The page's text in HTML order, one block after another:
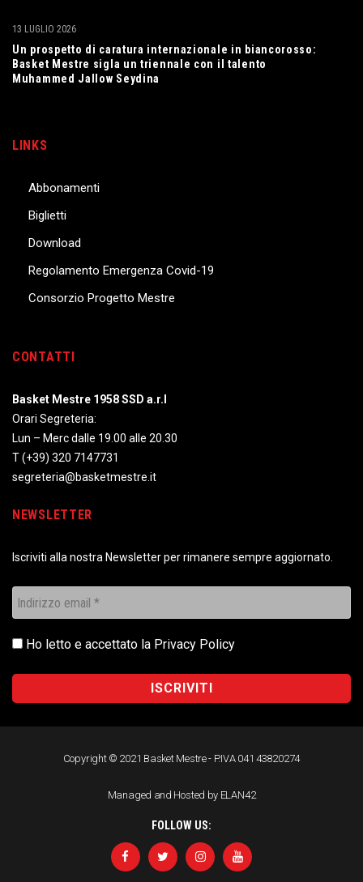
Un prospetto di caratura internazionale in biancorosso:
Basket Mestre sigla un triennale con il talento
Muhammed Jallow Seydina
13 LUGLIO 2026
LINKS
Abbonamenti
Biglietti
Download
Regolamento Emergenza Covid-19
Consorzio Progetto Mestre
CONTATTI
Basket Mestre 1958 SSD a.r.l
Orari Segreteria:
Lun – Merc dalle 19.00 alle 20.30
T(+39) 320 7147731
segreteria@basketmestre.it
NEWSLETTER
Iscriviti alla nostra Newsletter per rimanere sempre aggiornato.
Ho letto e accettato la Privacy Policy
Copyright © 2021 Basket Mestre - P.IVA 041 43820274
Managed and Hosted by ELAN42
FOLLOW US: